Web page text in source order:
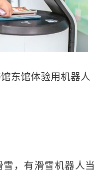
馆体验用机器人
，有滑雪机器人当